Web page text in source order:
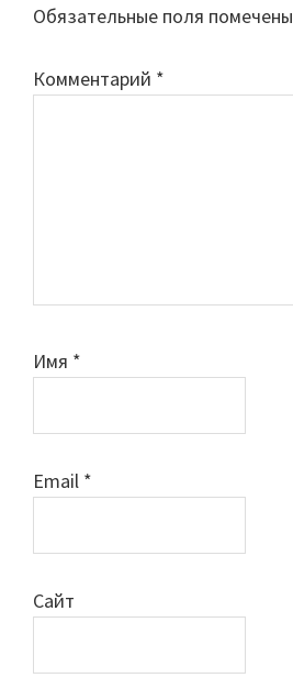
Обязательные поля помечены
Комментарий *
Имя *
Email *
Сайт